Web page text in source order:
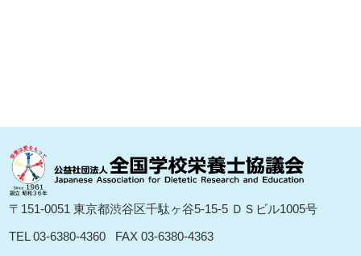
〒151-0051 東京都渋⾕区千駄ヶ⾕5-15-5 ＤＳビル1005号
TEL 03-6380-4360
FAX 03-6380-4363